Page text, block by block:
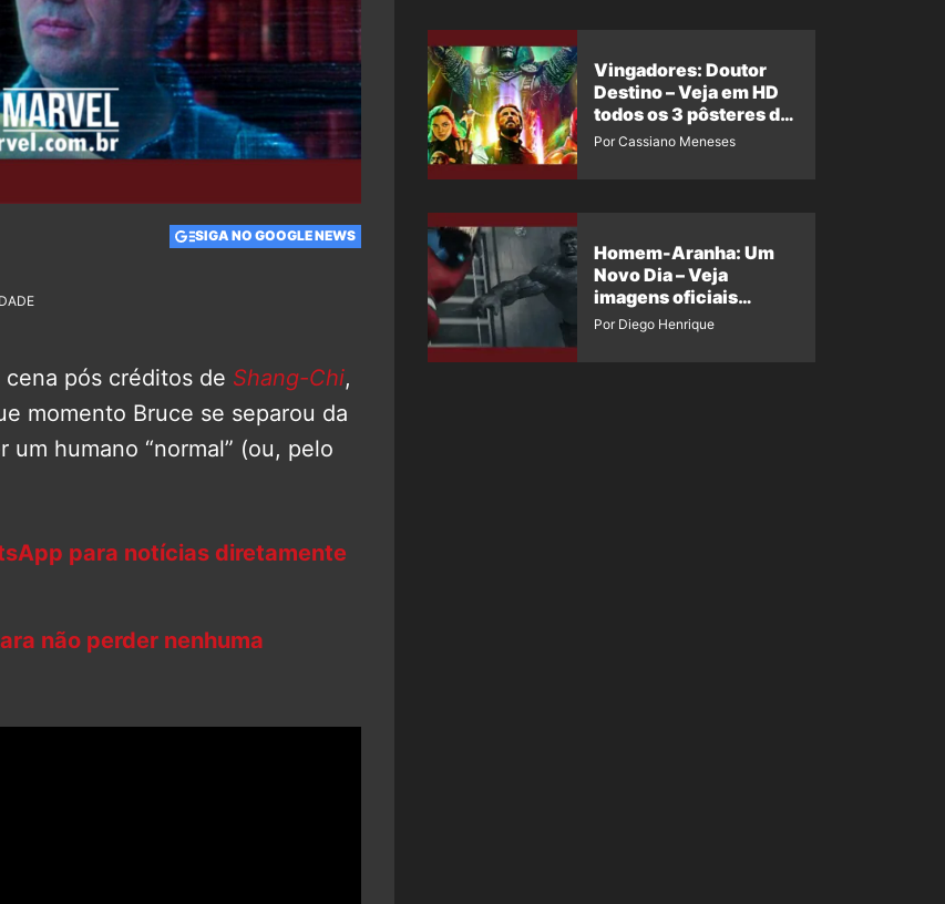
SIGA NO GOOGLE NEWS
pós créditos de Shang-Chi,
momento Bruce se separou da
um humano “normal” (ou, pelo
para notícias diretamente
não perder nenhuma
Vingadores: Doutor
Destino – Veja em HD
todos os 3 pôsteres de
‘Doomsday’ + 1 imagem
Por Cassiano Meneses
Homem-Aranha: Um
Novo Dia – Veja
imagens oficiais
descartadas do Hulk
Por Diego Henrique